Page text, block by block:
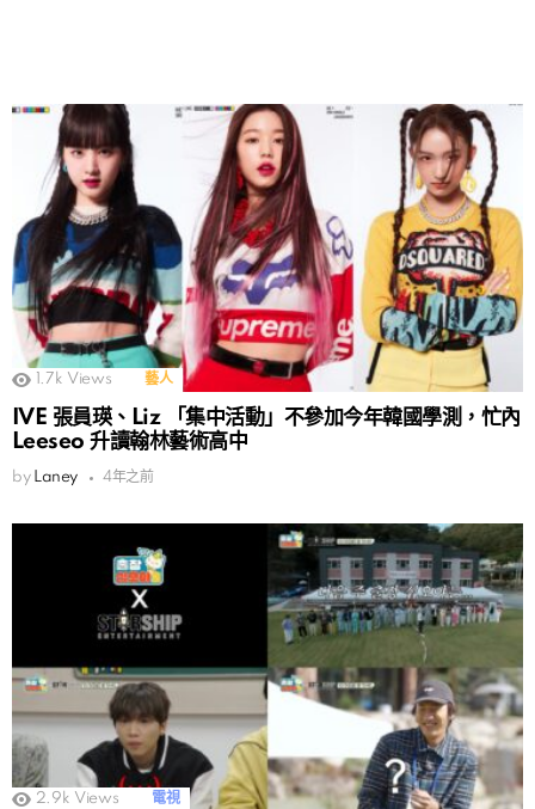
1.7k Views 藝人
IVE 張員瑛、Liz 「集中活動」不參加今年韓國學測，忙內
Leeseo 升讀翰林藝術高中
by Laney 4年之前
2.9k Views 電視